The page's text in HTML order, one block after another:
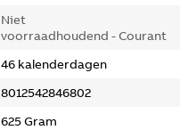
Niet
voorraadhoudend - Courant
46 kalenderdagen
8012542846802
625 Gram